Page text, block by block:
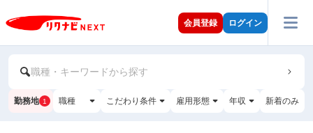
会員登録 ログイン
職種・キーワードから探す
勤務地 1 職種 こだわり条件 雇用形態 年収 新着のみ